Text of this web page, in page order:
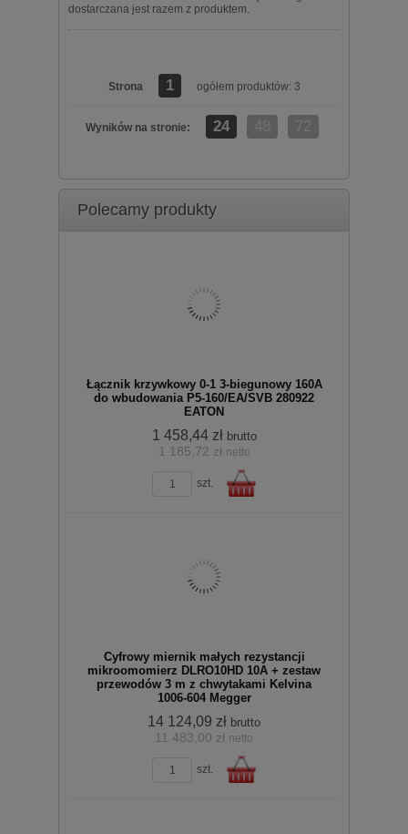
dostarczana jest razem z produktem.
Strona 1 ogółem produktów: 3
Wyników na stronie: 24
Polecamy produkty
zobacz szczegóły
Łącznik krzywkowy 0-1 3-biegunowy 160A
do wbudowania P5-160/EA/SVB 280922
EATON
1 458,44 zł brutto
1 185,72 zł netto
szt.
koszyka
zobacz szczegóły
Cyfrowy miernik małych rezystancji
mikroomomierz DLRO10HD 10A + zestaw
przewodów 3 m z chwytakami Kelvina
1006-604 Megger
14 124,09 zł brutto
11 483,00 zł netto
szt.
zobacz szczegóły